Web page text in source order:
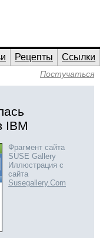
Рецепты
Ссылки
Постучаться
IBM
Фрагмент сайта
SUSE Gallery
Иллюстрация с
сайта
Susegallery.Com